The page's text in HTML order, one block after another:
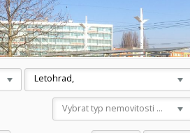
Letohrad,
Vybrat typ nemovitosti ...